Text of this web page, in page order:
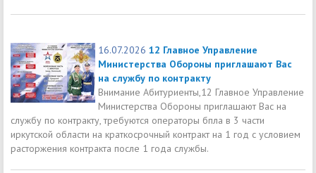
16.07.2026 12 Главное Управление
Министерства Обороны приглашают Вас
на службу по контракту
Внимание Абитуриенты,12 Главное Управление
Министерства Обороны приглашают Вас на
службу по контракту, требуются операторы бпла в 3 части
иркутской области на краткосрочный контракт на 1 год с условием
расторжения контракта после 1 года службы.